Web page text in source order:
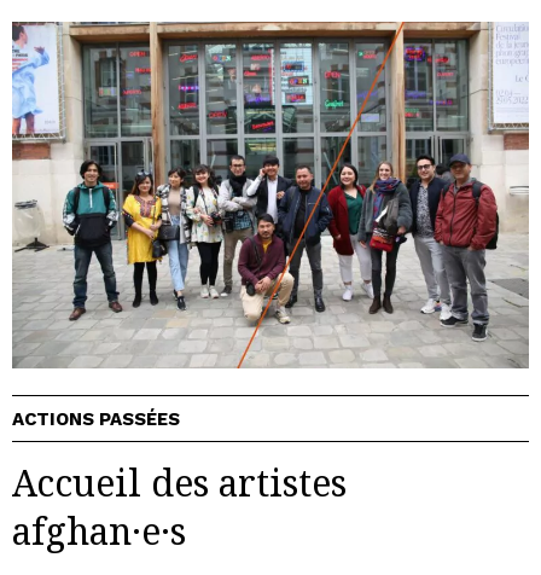
ACTIONS PASSÉES
Accueil des artistes
afghan·e·s